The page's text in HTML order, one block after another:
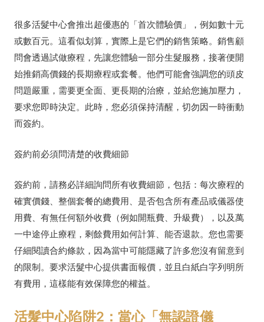
很多活髮中心會推出超優惠的「首次體驗價」，例如數十元
或數百元。這看似划算，實際上是它們的銷售策略。銷售顧
問會透過試做療程，先讓您體驗一部分生髮服務，接著便開
始推銷高價錢的長期療程或套餐。他們可能會強調您的頭皮
問題嚴重，需要更全面、更長期的治療，並給您施加壓力，
要求您即時決定。此時，您必須保持清醒，切勿因一時衝動
而簽約。
簽約前必須問清楚的收費細節
簽約前，請務必詳細詢問所有收費細節，包括：每次療程的
確實價錢、整個套餐的總費用、是否包含所有產品或儀器使
用費、有無任何額外收費（例如開瓶費、升級費），以及萬
一中途停止療程，剩餘費用如何計算、能否退款。您也需要
仔細閱讀合約條款，因為當中可能隱藏了許多您沒有留意到
的限制。要求活髮中心提供書面報價，並且白紙白字列明所
有費用，這樣能有效保障您的權益。
活髮中心陷阱2：當心「無認證儀